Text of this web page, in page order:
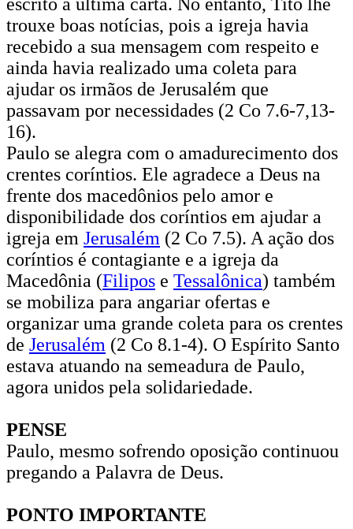
trouxe boas notícias, pois a igreja havia
recebido a sua mensagem com respeito e
ainda havia realizado uma coleta para
ajudar os irmãos de Jerusalém que
passavam por necessidades (2 Co 7.6-7,13-
16).
Paulo se alegra com o amadurecimento dos
crentes coríntios. Ele agradece a Deus na
frente dos macedônios pelo amor e
disponibilidade dos coríntios em ajudar a
igreja em Jerusalém (2 Co 7.5). A ação dos
coríntios é contagiante e a igreja da
Macedônia (Filipos e Tessalônica) também
se mobiliza para angariar ofertas e
organizar uma grande coleta para os crentes
de Jerusalém (2 Co 8.1-4). O Espírito Santo
estava atuando na semeadura de Paulo,
agora unidos pela solidariedade.
PENSE
Paulo, mesmo sofrendo oposição continuou
pregando a Palavra de Deus.
PONTO IMPORTANTE